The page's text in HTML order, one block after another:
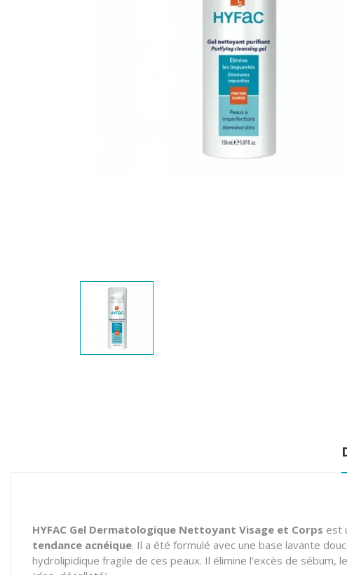
HYFAC Gel Dermatologique Nettoyant Visage et Corps est
tendance acnéique. Il a été formulé avec une base lavante
hydrolipidique fragile de ces peaux. Il élimine l'excès de